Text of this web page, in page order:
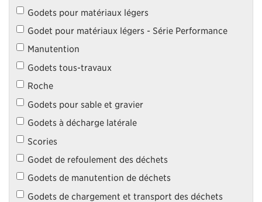
Godets pour matériaux légers
Godet pour matériaux légers - Série Performance
Manutention
Godets tous-travaux
Roche
Godets pour sable et gravier
Godets à décharge latérale
Scories
Godet de refoulement des déchets
Godets de manutention de déchets
Godets de chargement et transport des déchets